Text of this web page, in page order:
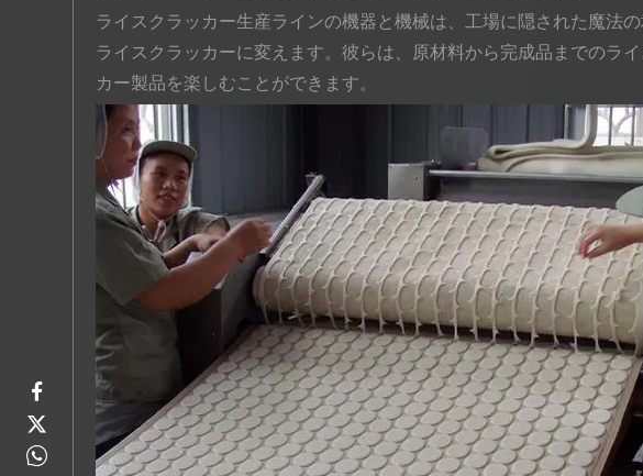
ライスクラッカー生産ラインの機器と機械は、工場に隠された魔法
ライスクラッカーに変えます。彼らは、原材料から完成品までのラ
カー製品を楽しむことができます。